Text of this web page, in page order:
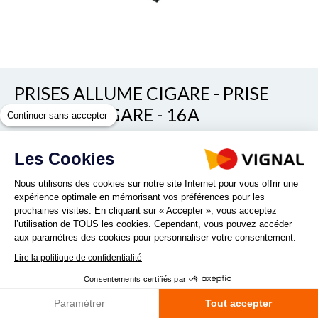
PRISES ALLUME CIGARE - PRISE
ALLUME-CIGARE - 16A
REF. PRO8
Vous souhaitez une prise DIN en applique + cache plastique -
16A pour votre véhicule ? Optez pour la prise DIN PRO 8! 6
versions disponibles adaptées en fonction de vos besoins :
Prise DIN à encastrer avec 2 plots Cordon...
Continuer sans accepter
Les Cookies
Nous utilisons des cookies sur notre site Internet pour vous offrir une
expérience optimale en mémorisant vos préférences pour les
prochaines visites. En cliquant sur « Accepter », vous acceptez
l’utilisation de TOUS les cookies. Cependant, vous pouvez accéder
aux paramètres des cookies pour personnaliser votre consentement.
Lire la politique de confidentialité
Consentements certifiés par
Paramétrer Tout accepter